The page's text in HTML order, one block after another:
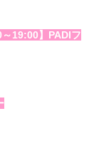
19:00】PADIフ